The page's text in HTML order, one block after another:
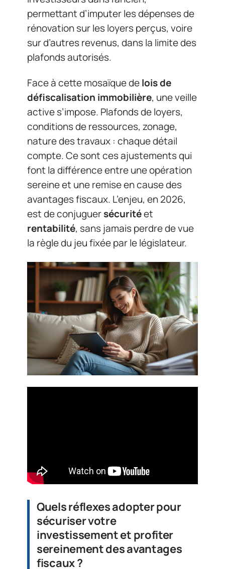
permettant d’imputer les dépenses de
rénovation sur les loyers perçus, voire
sur d’autres revenus, dans la limite des
plafonds autorisés.
Face à cette mosaïque delois de
défiscalisation immobilière, une veille
active s’impose. Plafonds de loyers,
conditions de ressources, zonage,
nature des travaux : chaque détail
compte. Ce sont ces ajustements qui
font la différence entre une opération
sereine et une remise en cause des
avantages fiscaux. L’enjeu, en 2026,
est de conjuguersécuritéet
rentabilité, sans jamais perdre de vue
la règle du jeu fixée par le législateur.
Quels réflexes adopter pour
sécuriser votre
investissement et profiter
sereinement des avantages
fiscaux ?